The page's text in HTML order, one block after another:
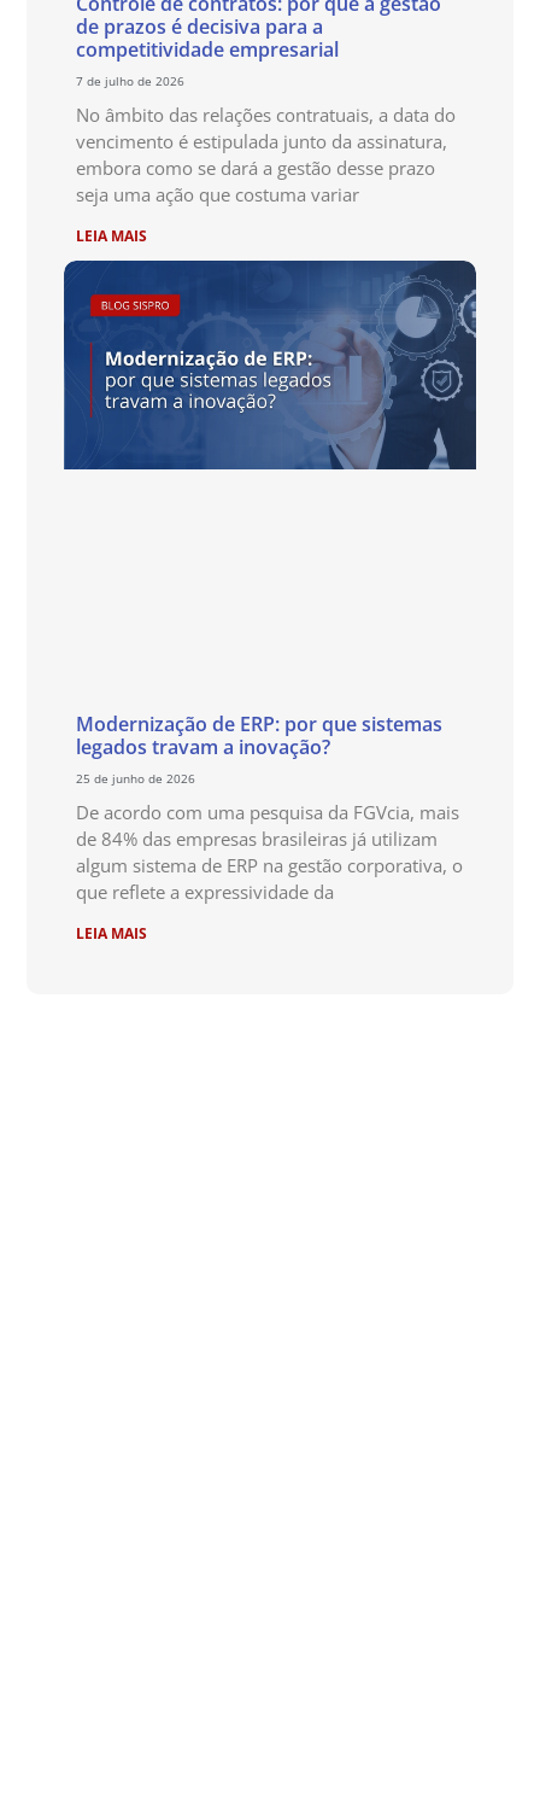
de prazos é decisiva para a
competitividade empresarial
7 de julho de 2026
No âmbito das relações contratuais, a data do
vencimento é estipulada junto da assinatura,
embora como se dará a gestão desse prazo
seja uma ação que costuma variar
LEIA MAIS
Modernização de ERP: por que sistemas
legados travam a inovação?
25 de junho de 2026
De acordo com uma pesquisa da FGVcia, mais
de 84% das empresas brasileiras já utilizam
algum sistema de ERP na gestão corporativa, o
que reflete a expressividade da
LEIA MAIS